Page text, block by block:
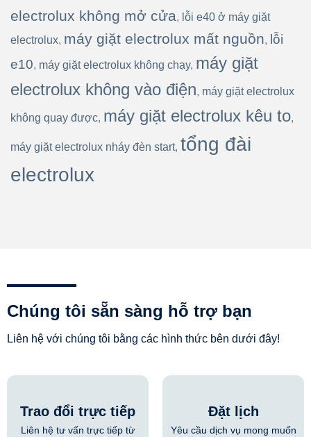
electrolux không mở cửa, lỗi e40 ở máy giặt
electrolux, máy giặt electrolux mất nguồn, lỗi
e10, máy giặt electrolux không chạy, máy giặt
electrolux không vào điện, máy giặt electrolux
không quay được, máy giặt electrolux kêu to,
máy giặt electrolux nháy đèn start, tổng đài
electrolux
Chúng tôi sẵn sàng hỗ trợ bạn
Liên hệ với chúng tôi bằng các hình thức bên dưới đây!
Trao đổi trực tiếp
Liên hệ tư vấn trực tiếp từ
Đặt lịch
Yêu cầu dịch vụ mong muốn